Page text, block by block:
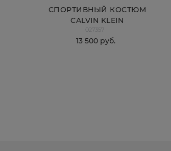
СПОРТИВНЫЙ КОСТЮМ
CALVIN KLEIN
027357
13 500 руб.